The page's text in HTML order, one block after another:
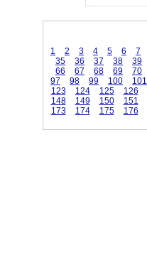
1
2 3 4 5 6 7
35
36 37 38 39
66
67 68 69 70
97
98 99 100 101
123
124 125 126
148
149 150 151
173
174 175 176